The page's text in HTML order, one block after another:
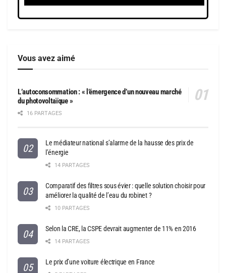
Vous avez aimé
L’autoconsommation : « l’émergence d’un nouveau marché
du photovoltaïque »
16 PARTAGES
Le médiateur national s’alarme de la hausse des prix de
l’énergie
14 PARTAGES
Comparatif des filtres sous évier : quelle solution choisir pour
améliorer la qualité de l’eau du robinet ?
10 PARTAGES
Selon la CRE, la CSPE devrait augmenter de 11% en 2016
14 PARTAGES
Le prix d’une voiture électrique en France